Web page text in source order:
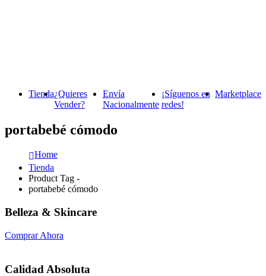
Tienda¿Quieres
Vender?
Envía
Nacionalmente
¡Síguenos en
redes!
Marketplace
portabebé cómodo
Home
Tienda
Product Tag -
portabebé cómodo
Belleza & Skincare
Comprar Ahora
Calidad Absoluta